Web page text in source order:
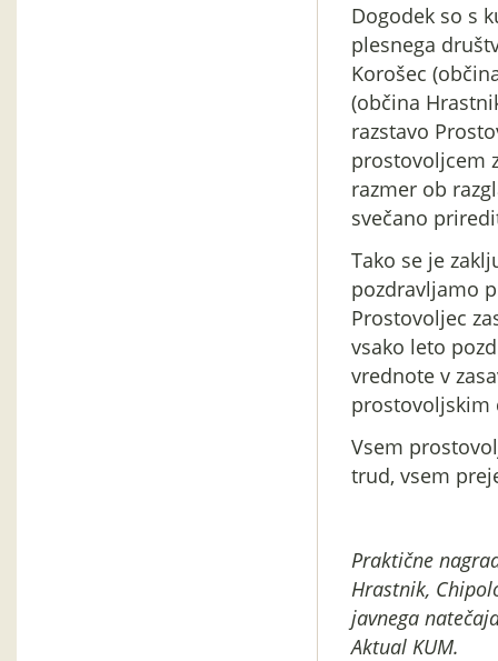
Dogodek so s
plesnega
Korošec
(občina
razstavo
prostovoljcem
razmer ob
svečano
Tako se je
pozdravljamo
Prostovoljec
vsako leto
vrednote v
prostovoljskim
Vsem
trud, vsem
Praktične
Hrastnik,
javnega
Aktual KUM.